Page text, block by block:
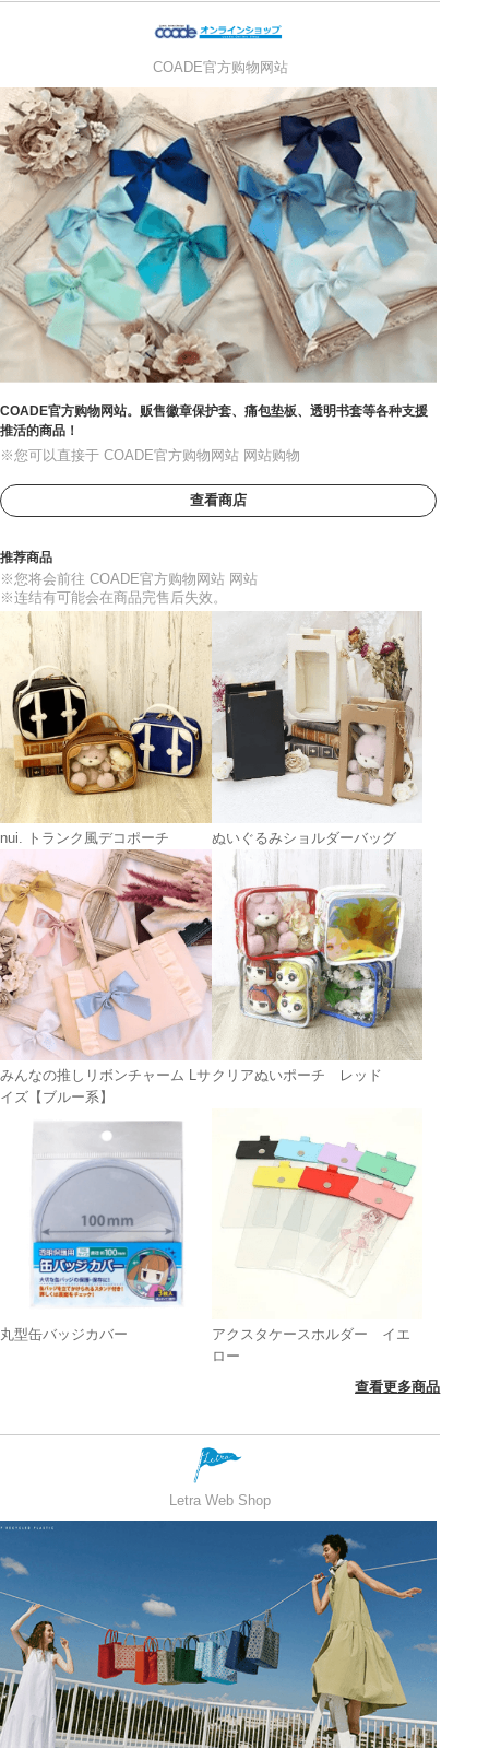
COADE官方购物网站
COADE官方购物网站。贩售徽章保护套、痛包垫板、透明书套等各种支援
推活的商品！
※您可以直接于 COADE官方购物网站 网站购物
查看商店
推荐商品
※您将会前往 COADE官方购物网站 网站
※连结有可能会在商品完售后失效。
nui. トランク風デコポーチ ぬいぐるみショルダーバッグ
みんなの推しリボンチャーム Lサ
イズ【ブルー系】
クリアぬいポーチ レッド
丸型缶バッジカバー
アクスタケースホルダー イエ
ロー
查看更多商品
Letra Web Shop